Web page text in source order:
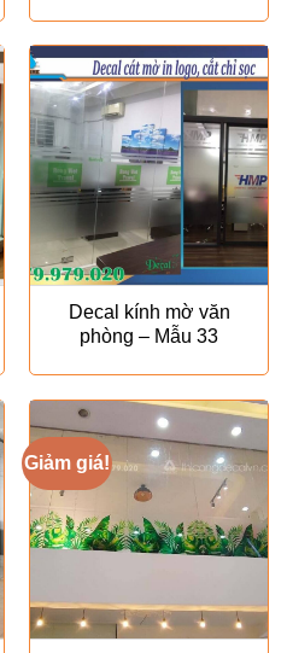
là:
₫180.000.
tại
là:
Decal kính mờ văn
phòng – Mẫu 33
Giảm giá!